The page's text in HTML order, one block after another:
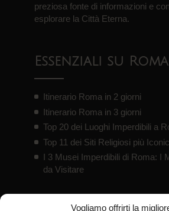
Vogliamo offrirti la
preziosa fonte di informazioni e
esplorare la Città Eterna.
Essenziali su Roma
Itinerario Roma in 2 giorni
Itinerario Roma in 3 giorni
Top 20 dei Luoghi Imperdibili a
Top 11 dei Siti Religiosi più
I 3 Musei Imperdibili di Roma: I
da Visitare